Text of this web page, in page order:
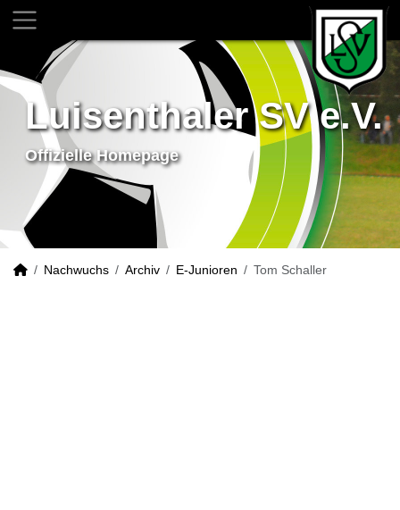
Luisenthaler SV e.V.
Offizielle Homepage
Nachwuchs Archiv E-Junioren Tom Schaller